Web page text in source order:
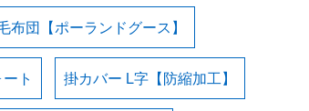
布団【ポーランドグース】
ト 掛カバー L字【防縮加工】